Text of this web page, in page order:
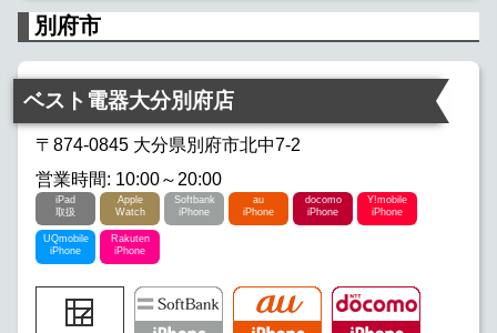
別府市
ベスト電器大分別府店
〒874-0845 大分県別府市北中7-2
営業時間: 10:00～20:00
iPad
取扱
Apple
Watch
Softbank
iPhone
au
iPhone
docomo
iPhone
Y!mobile
iPhone
UQmobile
iPhone
Rakuten
iPhone